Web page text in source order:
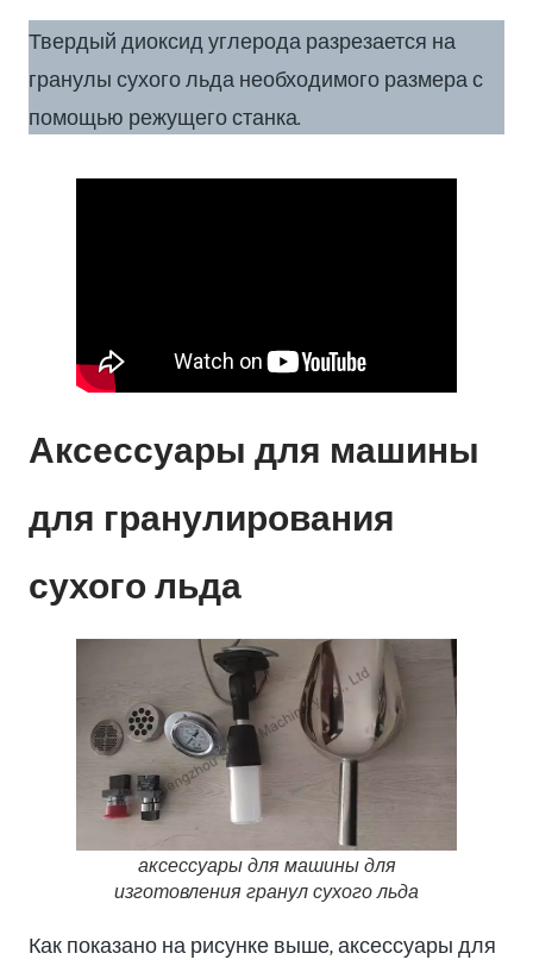
Твердый диоксид углерода разрезается на
гранулы сухого льда необходимого размера с
помощью режущего станка.
Аксессуары для машины
для гранулирования
сухого льда
аксессуары для машины для
изготовления гранул сухого льда
Как показано на рисунке выше, аксессуары для